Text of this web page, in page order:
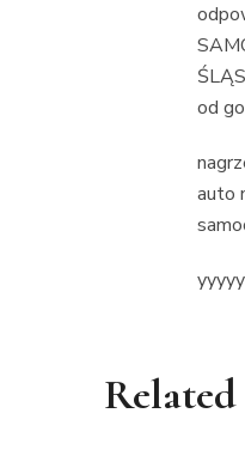
od
auto
yyyyy